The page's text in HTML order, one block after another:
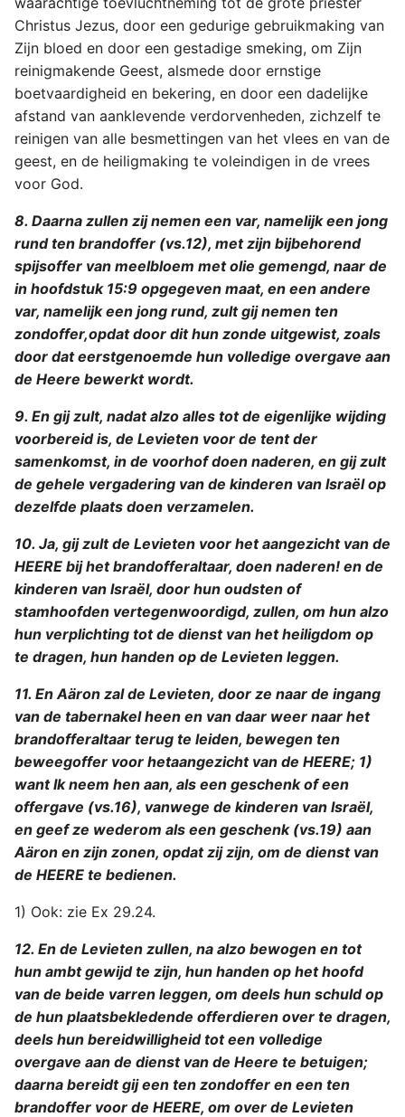
Christus Jezus, door een gedurige gebruikmaking van
Zijn bloed en door een gestadige smeking, om Zijn
reinigmakende Geest, alsmede door ernstige
boetvaardigheid en bekering, en door een dadelijke
afstand van aanklevende verdorvenheden, zichzelf te
reinigen van alle besmettingen van het vlees en van de
geest, en de heiligmaking te voleindigen in de vrees
voor God.
8. Daarna zullen zij nemen een var, namelijk een jong
rund ten brandoffer (vs.12), met zijn bijbehorend
spijsoffer van meelbloem met olie gemengd, naar de
in hoofdstuk 15:9 opgegeven maat, en een andere
var, namelijk een jong rund, zult gij nemen ten
zondoffer,opdat door dit hun zonde uitgewist, zoals
door dat eerstgenoemde hun volledige overgave aan
de Heere bewerkt wordt.
9. En gij zult, nadat alzo alles tot de eigenlijke wijding
voorbereid is, de Levieten voor de tent der
samenkomst, in de voorhof doen naderen, en gij zult
de gehele vergadering van de kinderen van Israël op
dezelfde plaats doen verzamelen.
10. Ja, gij zult de Levieten voor het aangezicht van de
HEERE bij het brandofferaltaar, doen naderen! en de
kinderen van Israël, door hun oudsten of
stamhoofden vertegenwoordigd, zullen, om hun alzo
hun verplichting tot de dienst van het heiligdom op
te dragen, hun handen op de Levieten leggen.
11. En Aäron zal de Levieten, door ze naar de ingang
van de tabernakel heen en van daar weer naar het
brandofferaltaar terug te leiden, bewegen ten
beweegoffer voor hetaangezicht van de HEERE; 1)
want Ik neem hen aan, als een geschenk of een
offergave (vs.16), vanwege de kinderen van Israël,
en geef ze wederom als een geschenk (vs.19) aan
Aäron en zijn zonen, opdat zij zijn, om de dienst van
de HEERE te bedienen.
1) Ook: zie Ex 29.24.
12. En de Levieten zullen, na alzo bewogen en tot
hun ambt gewijd te zijn, hun handen op het hoofd
van de beide varren leggen, om deels hun schuld op
de hun plaatsbekledende offerdieren over te dragen,
deels hun bereidwilligheid tot een volledige
overgave aan de dienst van de Heere te betuigen;
daarna bereidt gij een ten zondoffer en een ten
brandoffer voor de HEERE, om over de Levieten